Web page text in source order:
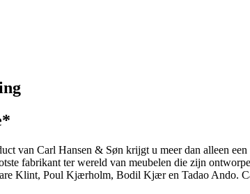
van Carl Hansen & Søn krijgt u meer dan alleen
fabrikant ter wereld van meubelen die zijn
Klint, Poul Kjærholm, Bodil Kjær en Tadao Ando.